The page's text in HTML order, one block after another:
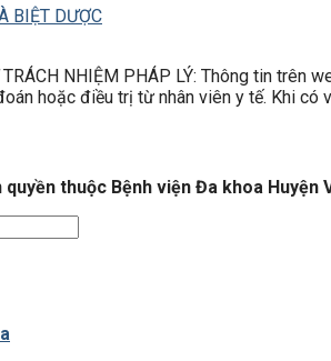
BIỆT DƯỢC
TRÁCH NHIỆM PHÁP LÝ: Thông tin
hoặc điều trị từ nhân viên y tế. Khi
quyền thuộc Bệnh viện Đa khoa Huyện